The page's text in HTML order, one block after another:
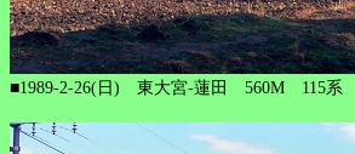
■1989-2-26(日) 東大宮-蓮田 560M 115系